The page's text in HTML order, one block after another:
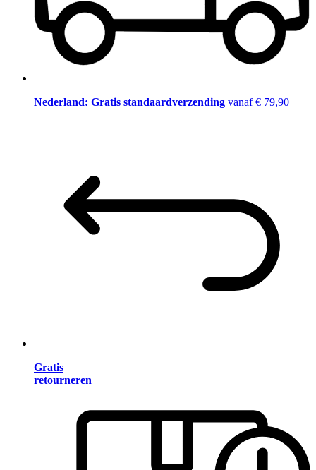
Nederland: Gratis standaardverzending vanaf € 79,90
Gratis
retourneren